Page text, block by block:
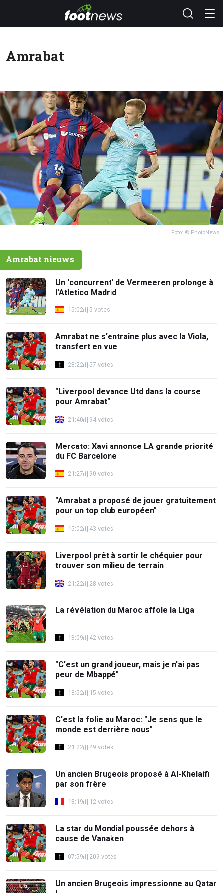
Amrabat
Foto: © PhotoNews
Amrabat nieuws
Un 'concurrent' de Vermeeren prolonge à
l'Atletico Madrid
15:02 5 votes
Amrabat ne s'entraîne plus avec la Viola,
transfert en vue
23:22 57 votes
"Liverpool devance Utd dans la course
pour Amrabat"
21:40 94 votes
Mercato: Xavi annonce LA grande priorité
du FC Barcelone
21:27 90 votes
"Amrabat a proposé de jouer gratuitement
pour un top club européen"
15:02 43 votes
Liverpool prêt à sortir le chéquier pour
trouver son milieu de terrain
21:22 28 votes
La révélation du Maroc affole la Liga
13:09 42 votes
"C'est un grand joueur, mais je n'ai pas
peur de Mbappé"
18:52 15 votes
C'est la folie au Maroc: "Je sens que le
monde est derrière nous"
21:22 49 votes
Un ancien Brugeois proposé à Al-Khelaifi
par son frère
13:19 12 votes
La star du Mondial poussée dehors à
cause de Vanaken
07:59 209 votes
Un ancien Brugeois impressionne au Qatar